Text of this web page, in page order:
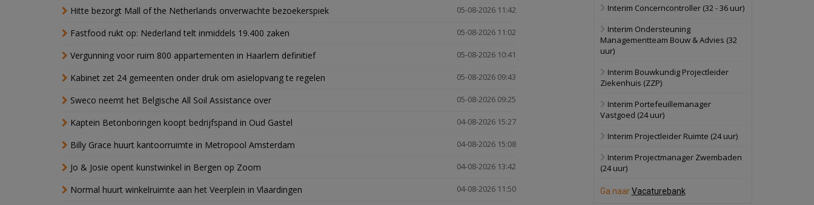
05-08-2026 11:42
Hitte bezorgt Mall of the Netherlands onverwachte bezoekerspiek
05-08-2026 11:02
Fastfood rukt op: Nederland telt inmiddels 19.400 zaken
05-08-2026 10:41
Vergunning voor ruim 800 appartementen in Haarlem definitief
05-08-2026 09:43
Kabinet zet 24 gemeenten onder druk om asielopvang te regelen
05-08-2026 09:25
Sweco neemt het Belgische All Soil Assistance over
04-08-2026 15:27
Kaptein Betonboringen koopt bedrijfspand in Oud Gastel
04-08-2026 15:08
Billy Grace huurt kantoorruimte in Metropool Amsterdam
04-08-2026 13:42
Jo & Josie opent kunstwinkel in Bergen op Zoom
04-08-2026 11:50
Normal huurt winkelruimte aan het Veerplein in Vlaardingen
17 september 2026
Voormalig
Bekijk
Hilversum
politiebureau
Interim Concerncontroller (32 - 36 uur)
Interim Ondersteuning
Managementteam Bouw & Advies (32
uur)
Interim Bouwkundig Projectleider
Ziekenhuis (ZZP)
Interim Portefeuillemanager
Vastgoed (24 uur)
Interim Projectleider Ruimte (24 uur)
Interim Projectmanager Zwembaden
(24 uur)
Ga naarVacaturebank